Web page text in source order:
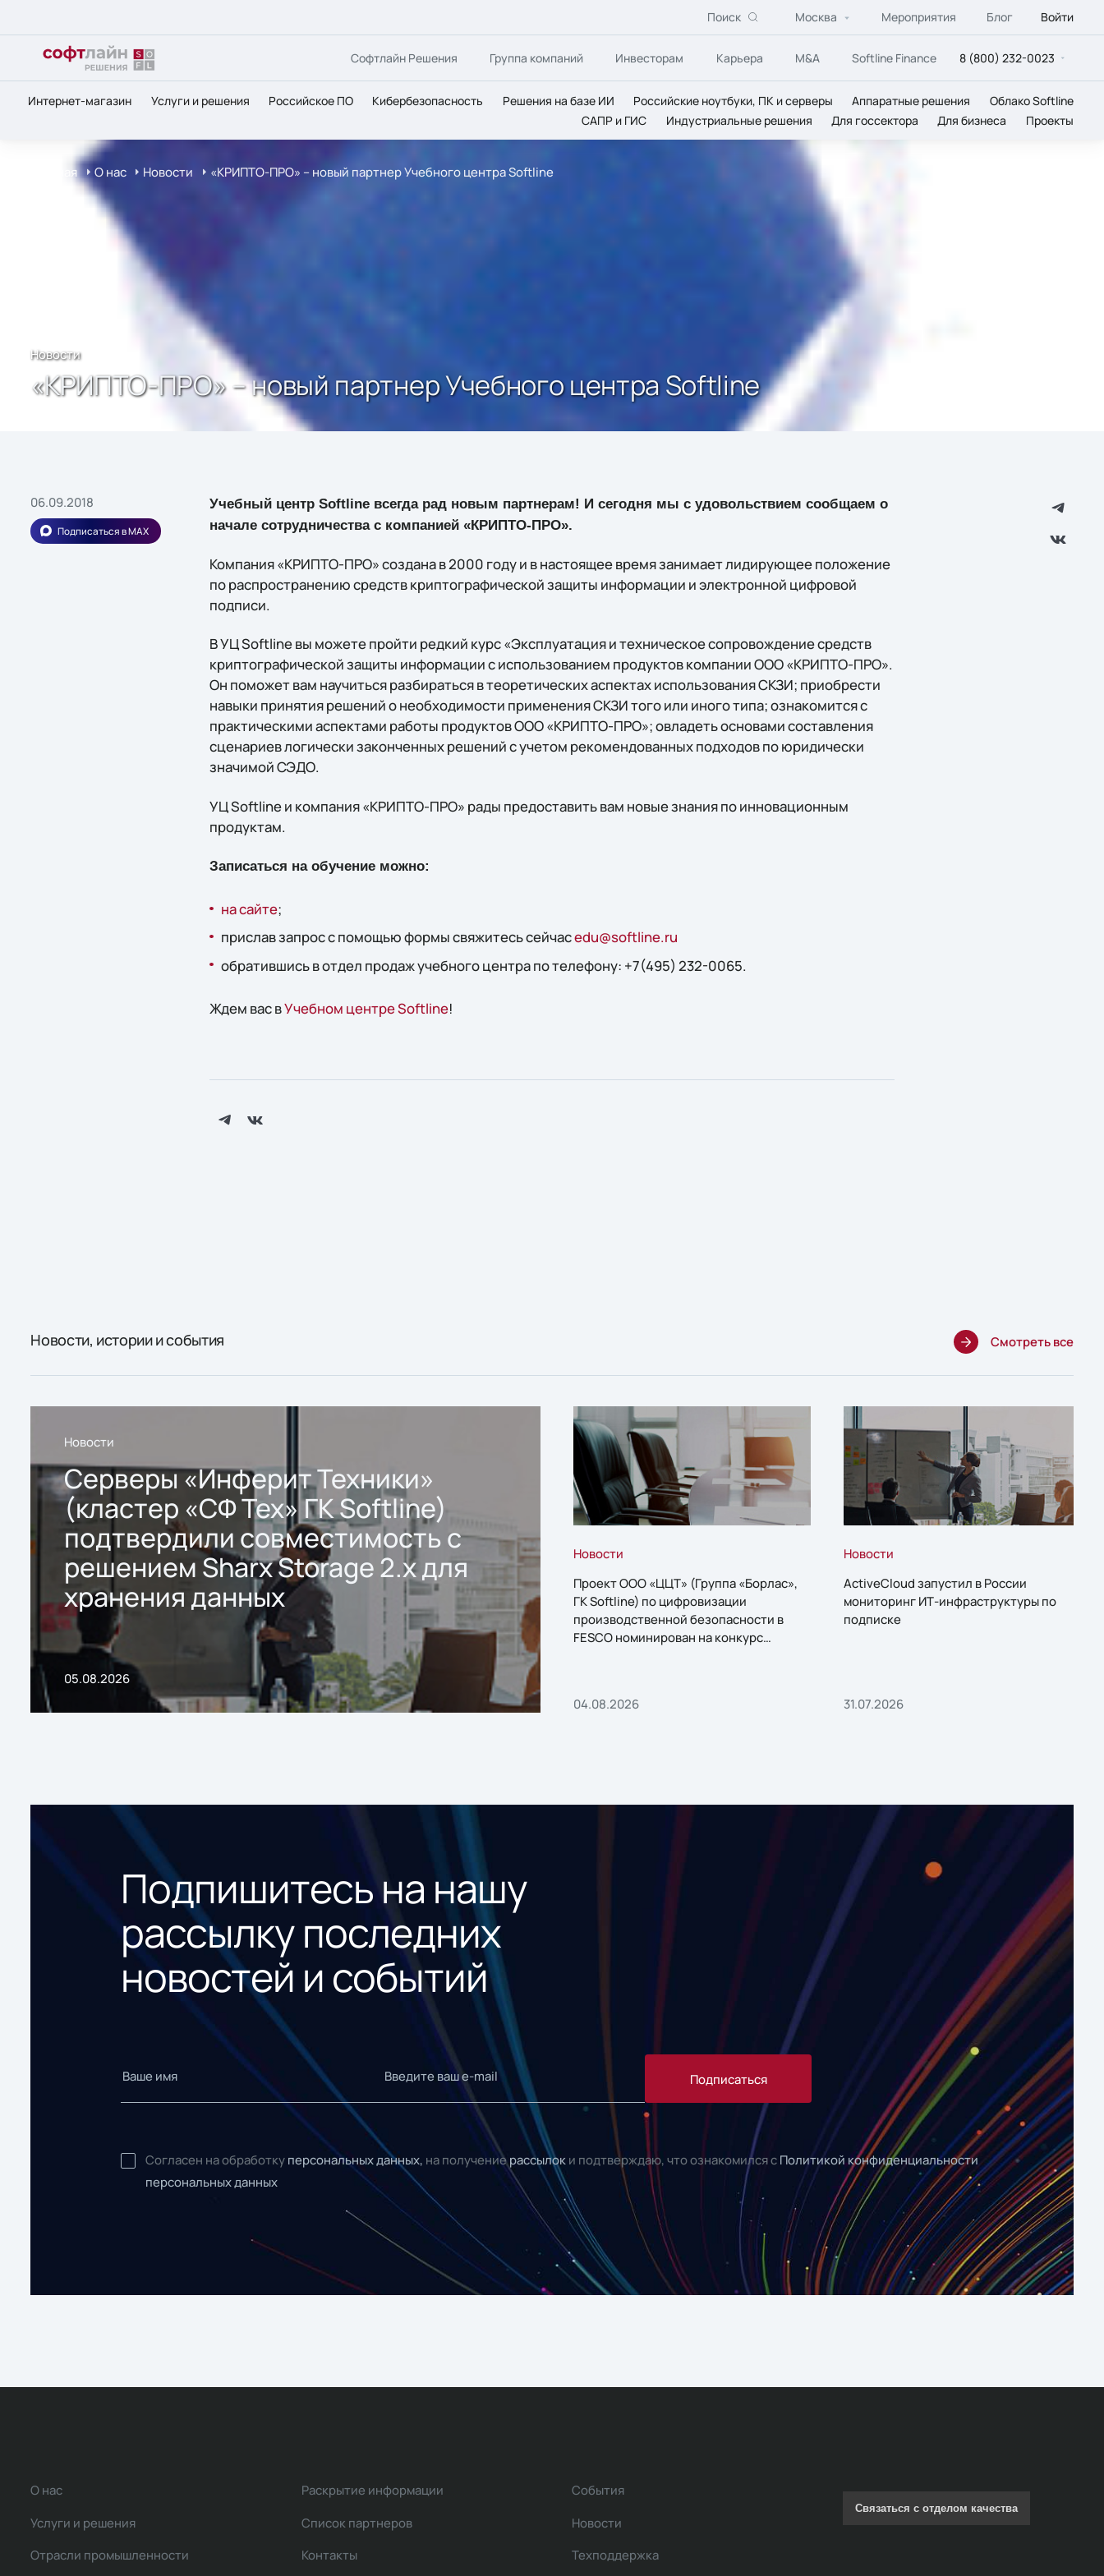
Поиск Москва Мероприятия Блог Войти
Софтлайн Решения Группа компаний Инвесторам Карьера M&A Softline Finance 8 (800) 232-0023
Интернет-магазин Услуги и решения Российское ПО Кибербезопасность Решения на базе ИИ Российские ноутбуки, ПК и серверы Аппаратные решения
Облако Softline
САПР и ГИС
Индустриальные решения Для госсектора Для бизнеса Проекты
Главная О нас Новости «КРИПТО-ПРО» – новый партнер Учебного центра Softline
Новости
«КРИПТО-ПРО» – новый партнер Учебного центра Softline
06.09.2018
Подписаться в MAX
Учебный центр Softline всегда рад новым партнерам! И сегодня мы с удовольствием сообщаем о
начале сотрудничества с компанией «КРИПТО-ПРО».
Компания «КРИПТО-ПРО» создана в 2000 году и в настоящее время занимает лидирующее положение
по распространению средств криптографической защиты информации и электронной цифровой
подписи.
В УЦ Softline вы можете пройти редкий курс «Эксплуатация и техническое сопровождение средств
криптографической защиты информации с использованием продуктов компании ООО «КРИПТО-ПРО».
Он поможет вам научиться разбираться в теоретических аспектах использования СКЗИ; приобрести
навыки принятия решений о необходимости применения СКЗИ того или иного типа; ознакомится с
практическими аспектами работы продуктов ООО «КРИПТО-ПРО»; овладеть основами составления
сценариев логически законченных решений с учетом рекомендованных подходов по юридически
значимой СЭДО.
УЦ Softline и компания «КРИПТО-ПРО» рады предоставить вам новые знания по инновационным
продуктам.
Записаться на обучение можно:
на сайте;
прислав запрос c помощью формы свяжитесь сейчасedu@softline.ru
обратившись в отдел продаж учебного центра по телефону: +7(495) 232-0065.
Ждем вас вУчебном центре Softline!
Новости, истории и события Смотреть все
Новости
Серверы «Инферит Техники»
(кластер «СФ Тех» ГК Softline)
подтвердили совместимость с
решением Sharx Storage 2.x для
хранения данных
05.08.2026
Новости
Проект ООО «ЦЦТ» (Группа «Борлас»,
ГК Softline) по цифровизации
производственной безопасности в
FESCO номинирован на конкурс
04.08.2026
Новости
ActiveCloud запустил в России
мониторинг ИТ-инфраструктуры по
подписке
31.07.2026
Подпишитесь на нашу
рассылку последних
новостей и событий
Подписаться
Согласен на обработку персональных данных, на получениерассылок и подтверждаю, что ознакомился с Политикой конфиденциальности
персональных данных
О нас
Услуги и решения
Отрасли промышленности
Раскрытие информации
Список партнеров
Контакты
События
Новости
Техподдержка
Связаться с отделом качества